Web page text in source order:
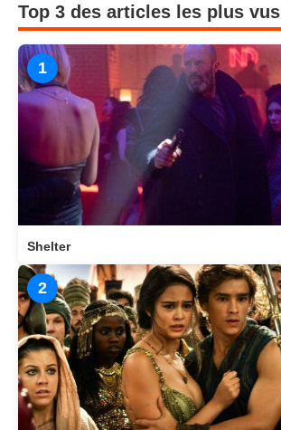
Top 3 des articles les plus vus
1
Shelter
2